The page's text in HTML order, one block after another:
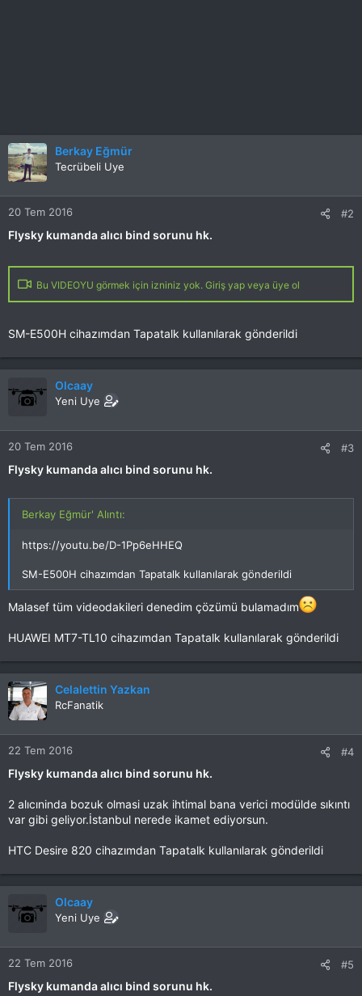
Berkay Eğmür
Tecrübeli Uye
20 Tem 2016 #2
Flysky kumanda alıcı bind sorunu hk.
Bu VIDEOYU görmek için izniniz yok. Giriş yap veya üye ol
SM-E500H cihazımdan Tapatalk kullanılarak gönderildi
Olcaay
Yeni Uye
20 Tem 2016 #3
Flysky kumanda alıcı bind sorunu hk.
Berkay Eğmür' Alıntı:
https://youtu.be/D-1Pp6eHHEQ
SM-E500H cihazımdan Tapatalk kullanılarak gönderildi
Malasef tüm videodakileri denedim çözümü bulamadım
HUAWEI MT7-TL10 cihazımdan Tapatalk kullanılarak gönderildi
Celalettin Yazkan
RcFanatik
22 Tem 2016 #4
Flysky kumanda alıcı bind sorunu hk.
2 alıcıninda bozuk olmasi uzak ihtimal bana verici modülde sıkıntı
var gibi geliyor.İstanbul nerede ikamet ediyorsun.
HTC Desire 820 cihazımdan Tapatalk kullanılarak gönderildi
Olcaay
Yeni Uye
22 Tem 2016 #5
Flysky kumanda alıcı bind sorunu hk.